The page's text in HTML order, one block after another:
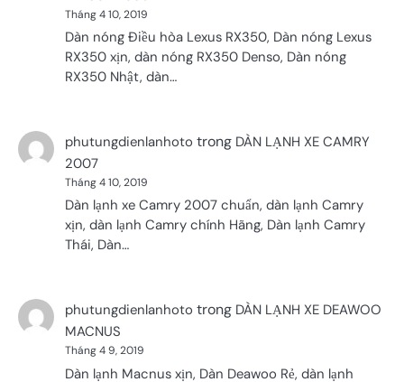
Tháng 4 10, 2019
Dàn nóng Điều hòa Lexus RX350, Dàn nóng Lexus
RX350 xịn, dàn nóng RX350 Denso, Dàn nóng
RX350 Nhật, dàn…
phutungdienlanhoto trong DÀN LẠNH XE CAMRY
2007
Tháng 4 10, 2019
Dàn lạnh xe Camry 2007 chuẩn, dàn lạnh Camry
xịn, dàn lạnh Camry chính Hãng, Dàn lạnh Camry
Thái, Dàn…
phutungdienlanhoto trong DÀN LẠNH XE DEAWOO
MACNUS
Tháng 4 9, 2019
Dàn lạnh Macnus xịn, Dàn Deawoo Rẻ, dàn lạnh